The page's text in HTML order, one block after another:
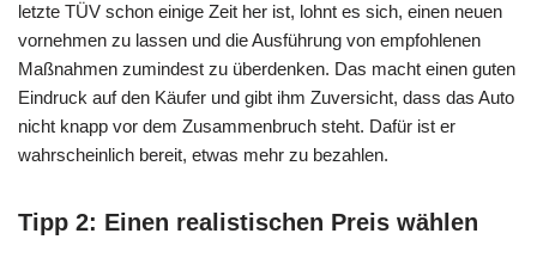
letzte TÜV schon einige Zeit her ist, lohnt es sich, einen neuen
vornehmen zu lassen und die Ausführung von empfohlenen
Maßnahmen zumindest zu überdenken. Das macht einen guten
Eindruck auf den Käufer und gibt ihm Zuversicht, dass das Auto
nicht knapp vor dem Zusammenbruch steht. Dafür ist er
wahrscheinlich bereit, etwas mehr zu bezahlen.
Tipp 2: Einen realistischen Preis wählen